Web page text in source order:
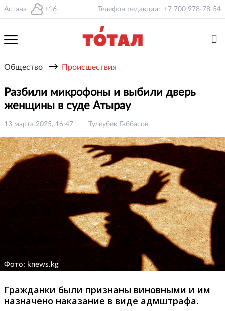
Астана +16 Телефон редакции: +7 700 978-78-54
Общество → Происшествия
Разбили микрофоны и выбили дверь
женщины в суде Атырау
13 марта 2025, 16:47 Тулеубек Габбасов
Фото: knews.kg
Гражданки были признаны виновными и им
назначено наказание в виде адмштрафа.